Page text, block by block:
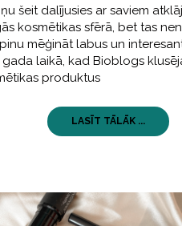
šeit dalījusies ar saviem
kosmētikas sfērā, bet tas
mēģināt labus un
laikā, kad Bioblogs
produktus
LASĪT TĀLĀK ...